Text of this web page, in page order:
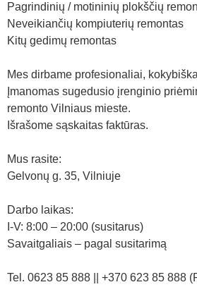
Pagrindinių / motininių plokščių
Neveikiančių kompiuterių remontas
Kitų gedimų remontas
Mes dirbame profesionaliai,
Įmanomas sugedusio įrenginio
remonto Vilniaus mieste.
Išrašome sąskaitas faktūras.
Mus rasite:
Gelvonų g. 35, Vilniuje
Darbo laikas:
I-V: 8:00 – 20:00 (susitarus)
Savaitgaliais – pagal susitarimą
Tel. 0623 85 888 || +370 623 85 888